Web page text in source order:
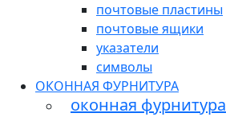
почтовые пластины
почтовые ящики
указатели
символы
ОКОННАЯ ФУРНИТУРА
оконная фурнитура